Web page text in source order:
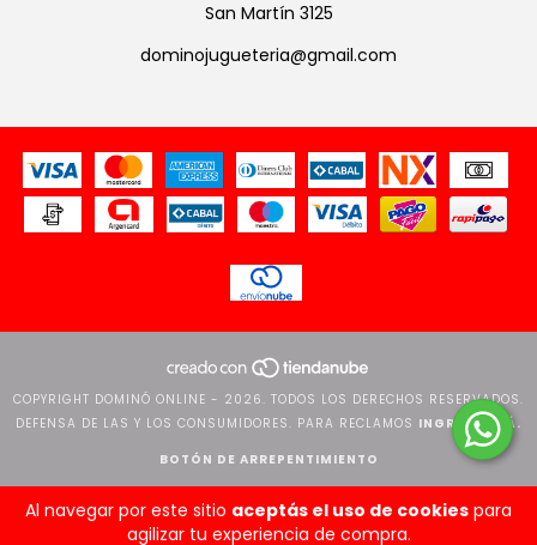
Al navegar por este sitio aceptás el uso de cookies para
agilizar tu experiencia de compra.
San Martín 3125
dominojugueteria@gmail.com
COPYRIGHT DOMINÓ ONLINE - 2026. TODOS LOS DERECHOS RESERVADOS.
DEFENSA DE LAS Y LOS CONSUMIDORES. PARA RECLAMOS INGRESÁ ACÁ.
BOTÓN DE ARREPENTIMIENTO